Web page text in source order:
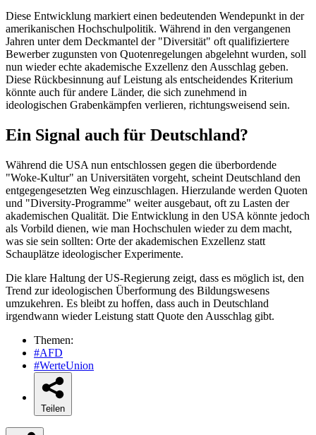
Diese Entwicklung markiert einen bedeutenden Wendepunkt in der
amerikanischen Hochschulpolitik. Während in den vergangenen
Jahren unter dem Deckmantel der "Diversität" oft qualifiziertere
Bewerber zugunsten von Quotenregelungen abgelehnt wurden, soll
nun wieder echte akademische Exzellenz den Ausschlag geben.
Diese Rückbesinnung auf Leistung als entscheidendes Kriterium
könnte auch für andere Länder, die sich zunehmend in
ideologischen Grabenkämpfen verlieren, richtungsweisend sein.
Ein Signal auch für Deutschland?
Während die USA nun entschlossen gegen die überbordende
"Woke-Kultur" an Universitäten vorgeht, scheint Deutschland den
entgegengesetzten Weg einzuschlagen. Hierzulande werden Quoten
und "Diversity-Programme" weiter ausgebaut, oft zu Lasten der
akademischen Qualität. Die Entwicklung in den USA könnte jedoch
als Vorbild dienen, wie man Hochschulen wieder zu dem macht,
was sie sein sollten: Orte der akademischen Exzellenz statt
Schauplätze ideologischer Experimente.
Die klare Haltung der US-Regierung zeigt, dass es möglich ist, den
Trend zur ideologischen Überformung des Bildungswesens
umzukehren. Es bleibt zu hoffen, dass auch in Deutschland
irgendwann wieder Leistung statt Quote den Ausschlag gibt.
Themen:
#AFD
#WerteUnion
Teilen